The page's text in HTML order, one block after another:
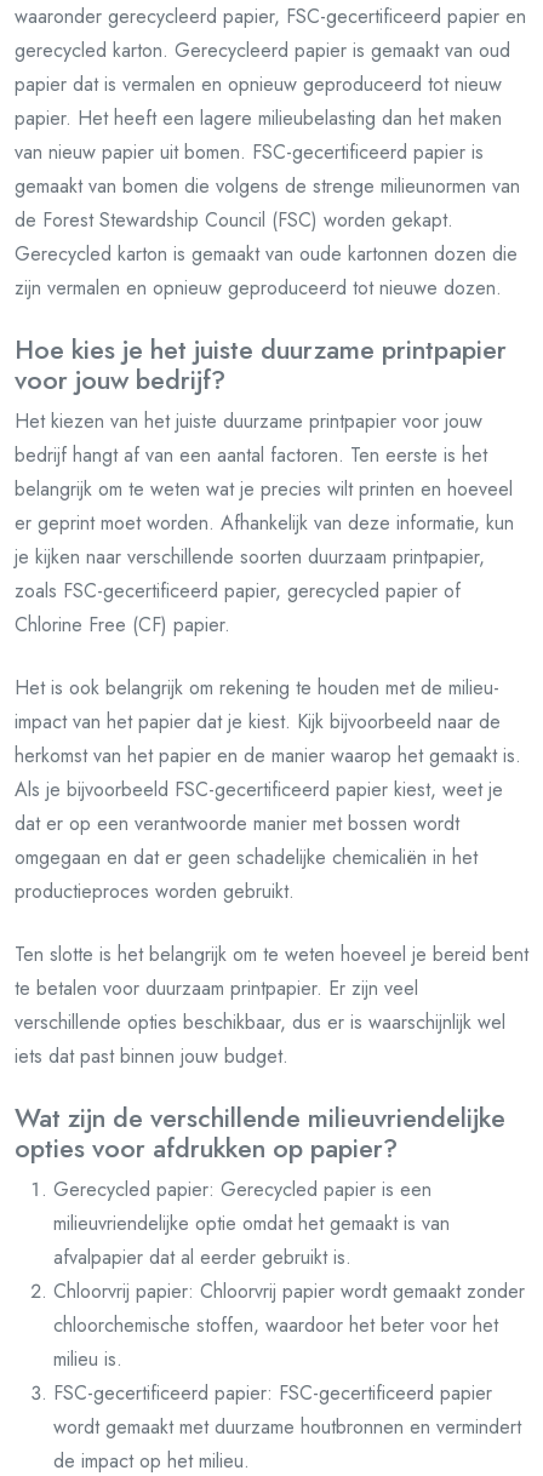
waaronder gerecycleerd papier, FSC-gecertificeerd papier en
gerecycled karton. Gerecycleerd papier is gemaakt van oud
papier dat is vermalen en opnieuw geproduceerd tot nieuw
papier. Het heeft een lagere milieubelasting dan het maken
van nieuw papier uit bomen. FSC-gecertificeerd papier is
gemaakt van bomen die volgens de strenge milieunormen van
de Forest Stewardship Council (FSC) worden gekapt.
Gerecycled karton is gemaakt van oude kartonnen dozen die
zijn vermalen en opnieuw geproduceerd tot nieuwe dozen.
Hoe kies je het juiste duurzame printpapier
voor jouw bedrijf?
Het kiezen van het juiste duurzame printpapier voor jouw
bedrijf hangt af van een aantal factoren. Ten eerste is het
belangrijk om te weten wat je precies wilt printen en hoeveel
er geprint moet worden. Afhankelijk van deze informatie, kun
je kijken naar verschillende soorten duurzaam printpapier,
zoals FSC-gecertificeerd papier, gerecycled papier of
Chlorine Free (CF) papier.
Het is ook belangrijk om rekening te houden met de milieu-
impact van het papier dat je kiest. Kijk bijvoorbeeld naar de
herkomst van het papier en de manier waarop het gemaakt is.
Als je bijvoorbeeld FSC-gecertificeerd papier kiest, weet je
dat er op een verantwoorde manier met bossen wordt
omgegaan en dat er geen schadelijke chemicaliën in het
productieproces worden gebruikt.
Ten slotte is het belangrijk om te weten hoeveel je bereid bent
te betalen voor duurzaam printpapier. Er zijn veel
verschillende opties beschikbaar, dus er is waarschijnlijk wel
iets dat past binnen jouw budget.
Wat zijn de verschillende milieuvriendelijke
opties voor afdrukken op papier?
Gerecycled papier: Gerecycled papier is een
milieuvriendelijke optie omdat het gemaakt is van
afvalpapier dat al eerder gebruikt is.
Chloorvrij papier: Chloorvrij papier wordt gemaakt zonder
chloorchemische stoffen, waardoor het beter voor het
milieu is.
FSC-gecertificeerd papier: FSC-gecertificeerd papier
wordt gemaakt met duurzame houtbronnen en vermindert
de impact op het milieu.